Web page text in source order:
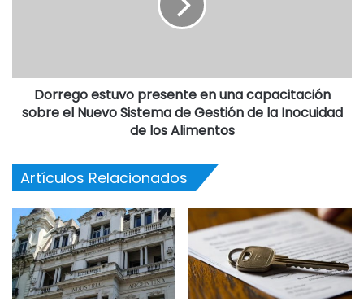
Dorrego estuvo presente en una capacitación
sobre el Nuevo Sistema de Gestión de la Inocuidad
de los Alimentos
Artículos Relacionados